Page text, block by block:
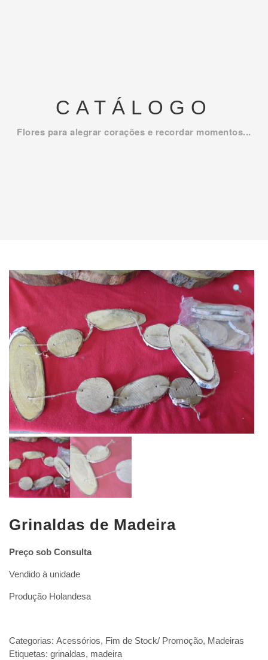
CATÁLOGO
Flores para alegrar corações e recordar momentos...
Grinaldas de Madeira
Preço sob Consulta
Vendido à unidade
Produção Holandesa
Categorias: Acessórios, Fim de Stock/ Promoção, Madeiras
Etiquetas: grinaldas, madeira